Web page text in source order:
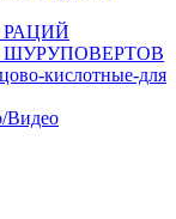
кислотные-для